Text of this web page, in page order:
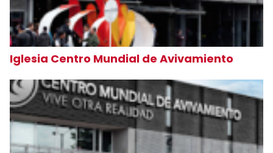
Iglesia Centro Mundial de Avivamiento